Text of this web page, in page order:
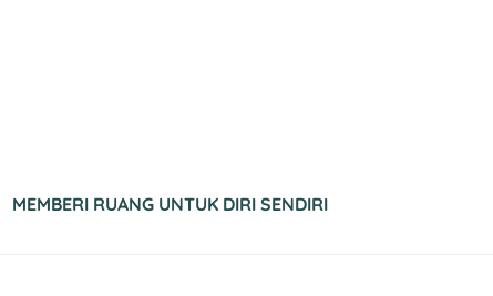
MEMBERI RUANG UNTUK DIRI SENDIRI